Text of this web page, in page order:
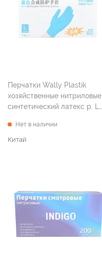
Перчатки Wally Plastik
хозяйственные нитриловые
синтетический латекс р. L
Нет в наличии
Китай